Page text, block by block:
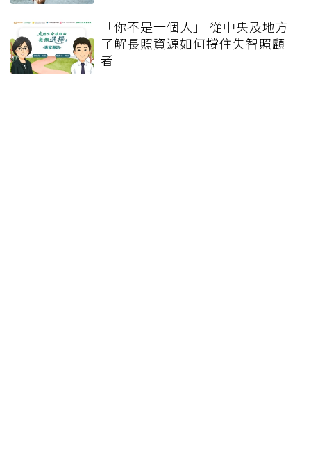
「你不是一個人」 從中央及地方
了解長照資源如何撐住失智照顧
者